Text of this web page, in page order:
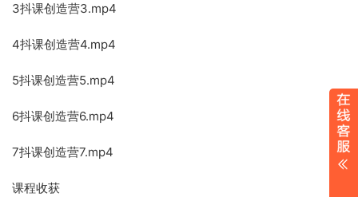
3抖课创造营3.mp4
4抖课创造营4.mp4
5抖课创造营5.mp4
6抖课创造营6.mp4
7抖课创造营7.mp4
课程收获